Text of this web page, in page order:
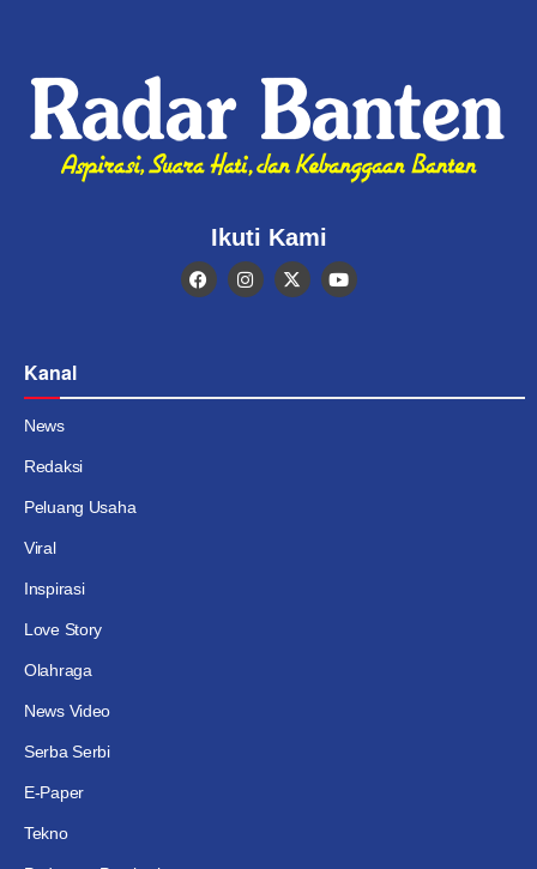
Ikuti Kami
Kanal
News
Redaksi
Peluang Usaha
Viral
Inspirasi
Love Story
Olahraga
News Video
Serba Serbi
E-Paper
Tekno